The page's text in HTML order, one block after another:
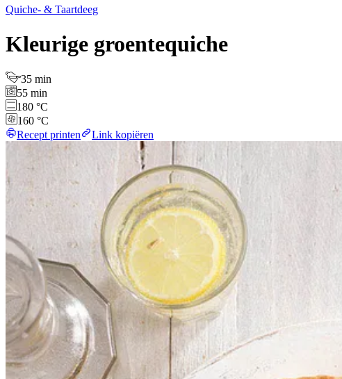
Quiche- & Taartdeeg
Kleurige groentequiche
35 min
55 min
180 °C
160 °C
Recept printen
Link kopiëren